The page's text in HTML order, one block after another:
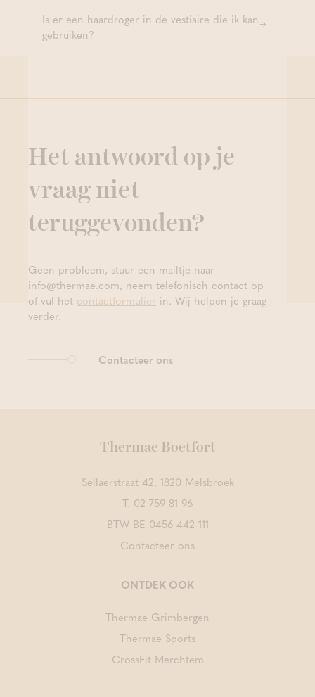
Is er een haardroger in de vestiaire die ik kan
gebruiken?
Het antwoord op je
vraag niet
teruggevonden?
Geen probleem, stuur een mailtje naar
info@thermae.com, neem telefonisch contact op
of vul het contactformulier in. Wij helpen je graag
verder.
Contacteer ons
Thermae Boetfort
Sellaerstraat 42, 1820 Melsbroek
T. 02 759 81 96
BTW BE 0456 442 111
Contacteer ons
ONTDEK OOK
Thermae Grimbergen
Thermae Sports
CrossFit Merchtem